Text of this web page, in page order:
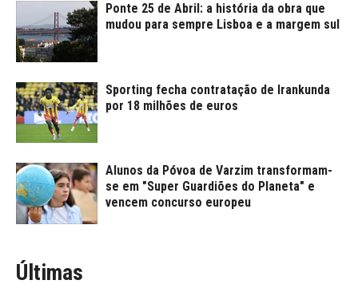
Ponte 25 de Abril: a história da obra que
mudou para sempre Lisboa e a margem sul
Sporting fecha contratação de Irankunda
por 18 milhões de euros
Alunos da Póvoa de Varzim transformam-
se em "Super Guardiões do Planeta" e
vencem concurso europeu
Últimas